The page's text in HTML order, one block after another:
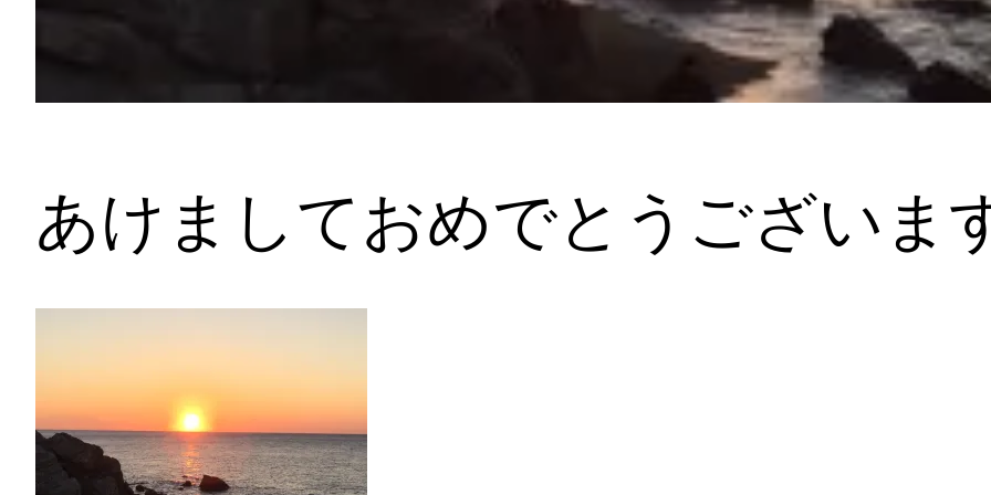
あけましておめでとうございま